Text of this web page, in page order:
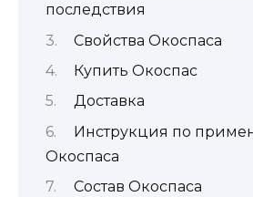
последствия
Свойства Окоспаса
Купить Окоспас
Доставка
Инструкция по
Окоспаса
Состав Окоспаса